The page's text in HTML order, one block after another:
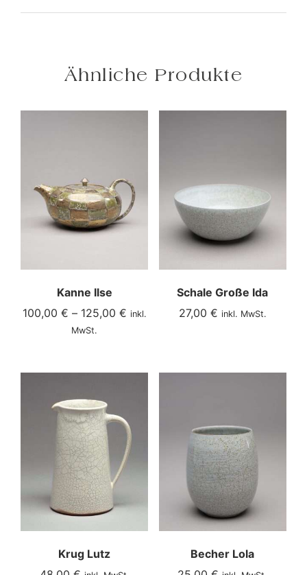
Ähnliche Produkte
Kanne Ilse
100,00 € – 125,00 € inkl.
MwSt.
Schale Große Ida
27,00 € inkl. MwSt.
Krug Lutz
Becher Lola